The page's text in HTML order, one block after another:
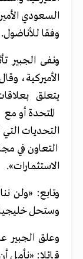
السعودي
وفقا للأناضول.
ونفى الجبير
الأميركية،
يتعلق
المتحدة
التحديات
التعاون في
الاستثمارات».
وتابع: «ولن
وستحل
وعلق الجبير
قائلا: «نأمل